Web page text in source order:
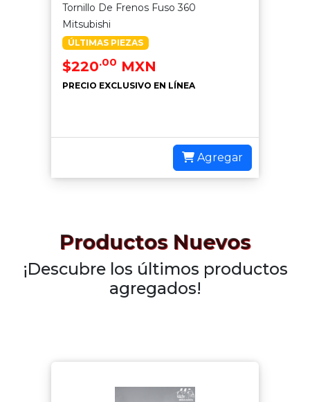
Tornillo De Frenos Fuso 360
Mitsubishi
ÚLTIMAS PIEZAS
$220.00 MXN
PRECIO EXCLUSIVO EN LÍNEA
Agregar
Productos Nuevos
¡Descubre los últimos productos
agregados!